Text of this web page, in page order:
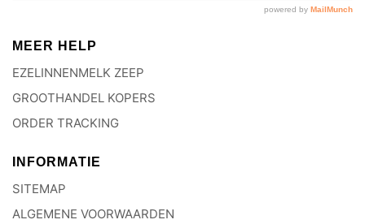
MEER HELP
EZELINNENMELK ZEEP
GROOTHANDEL KOPERS
ORDER TRACKING
INFORMATIE
SITEMAP
ALGEMENE VOORWAARDEN